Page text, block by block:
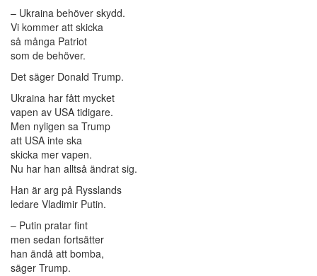
– Ukraina behöver skydd.
Vi kommer att skicka
så många Patriot
som de behöver.
Det säger Donald Trump.
Ukraina har fått mycket
vapen av USA tidigare.
Men nyligen sa Trump
att USA inte ska
skicka mer vapen.
Nu har han alltså ändrat sig.
Han är arg på Rysslands
ledare Vladimir Putin.
– Putin pratar fint
men sedan fortsätter
han ändå att bomba,
säger Trump.